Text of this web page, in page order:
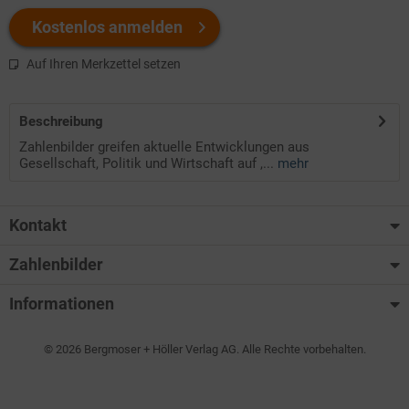
Kostenlos anmelden
Auf Ihren Merkzettel setzen
Beschreibung
Zahlenbilder greifen aktuelle Entwicklungen aus
Gesellschaft, Politik und Wirtschaft auf ,... mehr
Kontakt
Zahlenbilder
Informationen
© 2026 Bergmoser + Höller Verlag AG. Alle Rechte vorbehalten.